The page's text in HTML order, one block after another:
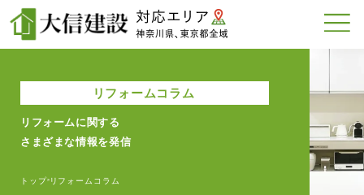
リフォームコラム
リフォームに関する
さまざまな情報を発信
トップ>リフォームコラム